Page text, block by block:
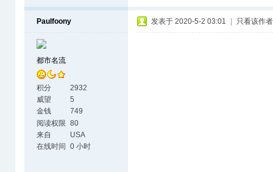
Paulfoony
都市名流
积分
2932
威望
5
金钱
749
阅读权限 80
来自
USA
在线时间
0 小时
发表于 2020-5-2 03:01 只看该作者